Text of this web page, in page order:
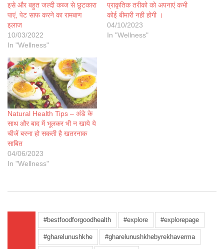
इसे और बहुत जल्दी कब्ज से छुटकारा
पाएं, पेट साफ करने का रामबाण
इलाज
10/03/2022
In "Wellness"
प्राकृतिक तरीको को अपनाएं कभी
कोई बीमारी नही होगी ।
04/10/2023
In "Wellness"
Natural Health Tips – अंडे के
साथ और बाद में भूलकर भी न खाये ये
चीजें बरना हो सकती है खतरनाक
साबित
04/06/2023
In "Wellness"
#bestfoodforgoodhealth #explore #explorepage
#gharelunushkhe #gharelunushkhebyrekhaverma